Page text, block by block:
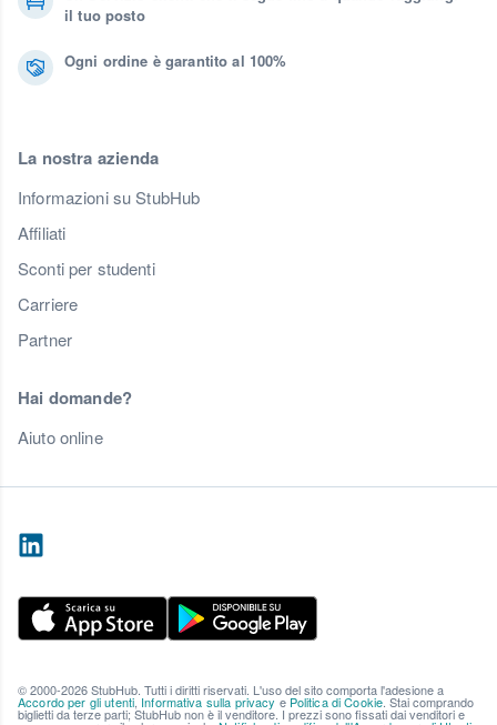
il tuo posto
Ogni ordine è garantito al 100%
La nostra azienda
Informazioni su StubHub
Affiliati
Sconti per studenti
Carriere
Partner
Hai domande?
Aiuto online
© 2000-2026 StubHub. Tutti i diritti riservati. L'uso del sito comporta l'adesione a
Accordo per gli utenti, Informativa sulla privacy e Politica di Cookie. Stai comprando
biglietti da terze parti; StubHub non è il venditore. I prezzi sono fissati dai venditori e